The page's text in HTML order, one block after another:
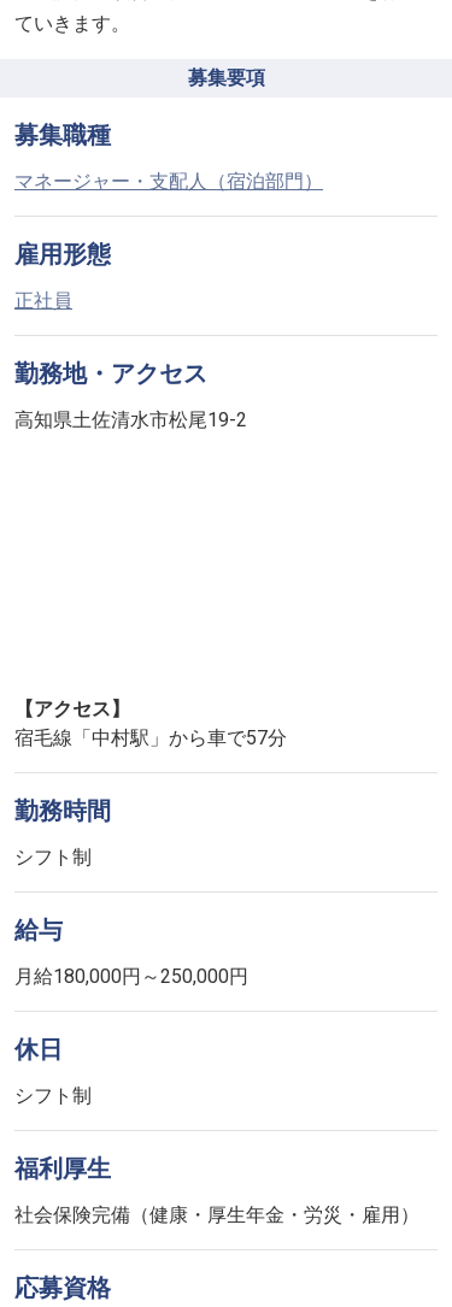
ていきます。
募集要項
募集職種
マネージャー・支配人（宿泊部門）
雇用形態
正社員
勤務地・アクセス
高知県土佐清水市松尾19-2
【アクセス】
宿毛線「中村駅」から車で57分
勤務時間
シフト制
給与
月給180,000円～250,000円
休日
シフト制
福利厚生
社会保険完備（健康・厚生年金・労災・雇用）
応募資格